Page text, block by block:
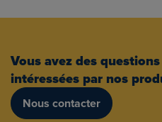
Vous avez des
intéressées par nos
Nous contacter